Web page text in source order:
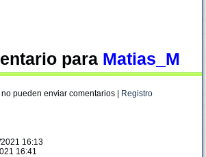
para Matias_M
pueden enviar comentarios | Registro
16:13
16:41